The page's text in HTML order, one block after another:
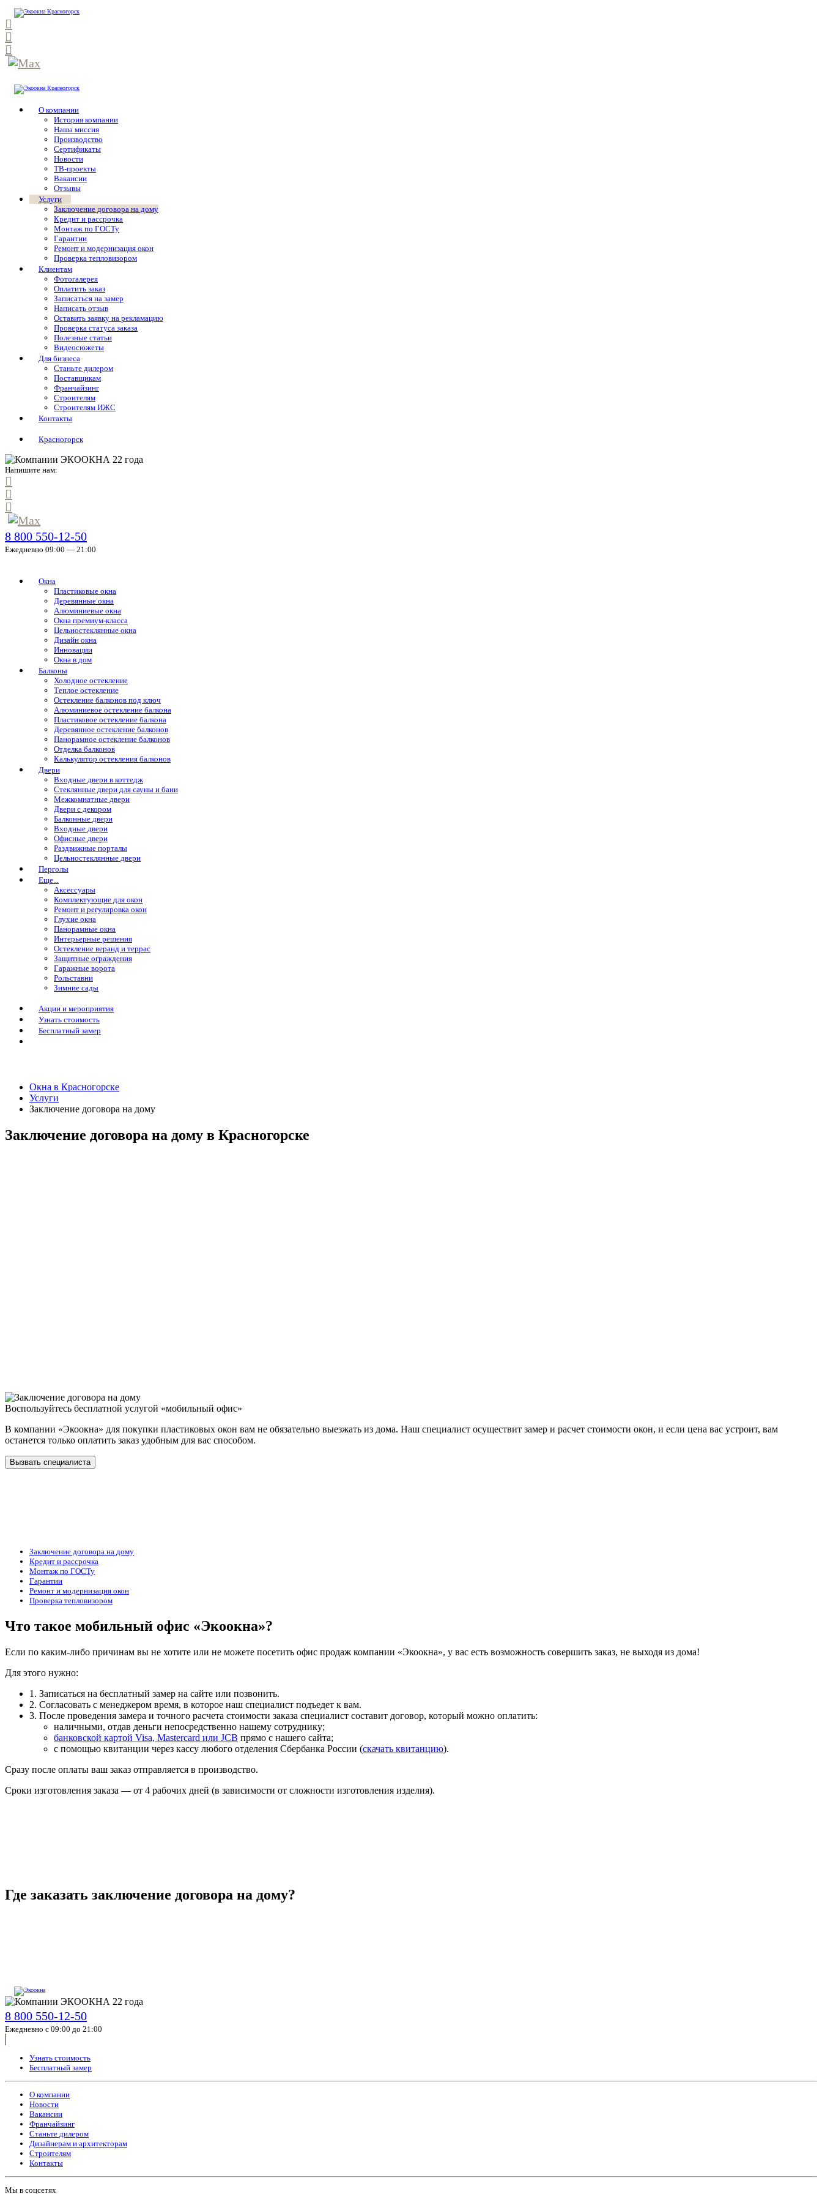
О компании
История компании
Наша миссия
Производство
Сертификаты
Новости
ТВ-проекты
Вакансии
Отзывы
Услуги
Заключение договора на дому
Кредит и рассрочка
Монтаж по ГОСТу
Гарантии
Ремонт и модернизация окон
Проверка тепловизором
Клиентам
Фотогалерея
Оплатить заказ
Записаться на замер
Написать отзыв
Оставить заявку на рекламацию
Проверка статуса заказа
Полезные статьи
Видеосюжеты
Для бизнеса
Станьте дилером
Поставщикам
Франчайзинг
Строителям
Строителям ИЖС
Контакты
Красногорск
Напишите нам:
8 800 550-12-50
Ежедневно 09:00 — 21:00
Окна
Пластиковые окна
Деревянные окна
Алюминиевые окна
Окна премиум-класса
Цельностеклянные окна
Дизайн окна
Инновации
Окна в дом
Балконы
Холодное остекление
Теплое остекление
Остекление балконов под ключ
Алюминиевое остекление балкона
Пластиковое остекление балкона
Деревянное остекление балконов
Панорамное остекление балконов
Отделка балконов
Калькулятор остекления балконов
Двери
Входные двери в коттедж
Стеклянные двери для сауны и бани
Межкомнатные двери
Двери с декором
Балконные двери
Входные двери
Офисные двери
Раздвижные порталы
Цельностеклянные двери
Перголы
Еще...
Аксессуары
Комплектующие для окон
Ремонт и регулировка окон
Глухие окна
Панорамные окна
Интерьерные решения
Остекление веранд и террас
Защитные ограждения
Гаражные ворота
Рольставни
Зимние сады
Акции и мероприятия
Узнать стоимость
Бесплатный замер
Окна в Красногорске
Услуги
Заключение договора на дому
Заключение договора на дому в Красногорске
Воспользуйтесь бесплатной услугой «мобильный офис»
В компании «Экоокна» для покупки пластиковых окон вам не обязательно выезжать из дома. Наш специалист осуществит замер и расчет стоимости окон, и если цена вас устроит, вам
останется только оплатить заказ удобным для вас способом.
Вызвать специалиста
Заключение договора на дому
Кредит и рассрочка
Монтаж по ГОСТу
Гарантии
Ремонт и модернизация окон
Проверка тепловизором
Что такое мобильный офис «Экоокна»?
Если по каким-либо причинам вы не хотите или не можете посетить офис продаж компании «Экоокна», у вас есть возможность совершить заказ, не выходя из дома!
Для этого нужно:
1. Записаться на бесплатный замер на сайте или позвонить.
2. Согласовать с менеджером время, в которое наш специалист подъедет к вам.
3. После проведения замера и точного расчета стоимости заказа специалист составит договор, который можно оплатить:
наличными, отдав деньги непосредственно нашему сотруднику;
банковской картой Visa, Mastercard или JCB прямо с нашего сайта;
с помощью квитанции через кассу любого отделения Сбербанка России (скачать квитанцию).
Cразу после оплаты ваш заказ отправляется в производство.
Сроки изготовления заказа — от 4 рабочих дней (в зависимости от сложности изготовления изделия).
Где заказать заключение договора на дому?
8 800 550-12-50
Ежедневно с 09:00 до 21:00
Узнать стоимость
Бесплатный замер
О компании
Новости
Вакансии
Франчайзинг
Станьте дилером
Дизайнерам и архитекторам
Строителям
Контакты
Мы в соцсетях